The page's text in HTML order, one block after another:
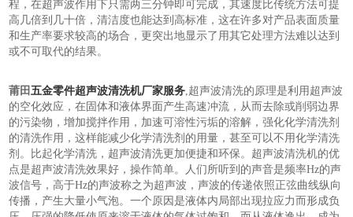
程，在超声波作用下只需两三分钟即可完成，其速度比传统方法可提
高几倍到几十倍，清洁度也能达到高标准，这在许多对产品表面质量
和生产率要求较高的场合，更突出地显示了用其它处理方法难以达到
或不可取代的结果。
莆田五金零件超声波清洗机厂家服务,超声波清洗的原理是利用超声波
的空化效应，在固体和液体界面产生高速冲流，从而去除或削弱边界
的污染物，增加搅拌作用，加速可溶性污垢的溶解，强化化学清洗剂
的清洗作用，这样能减少化学清洗剂的用量，甚至可以不用化学清洗
剂。比起化学清洗，超声波清洗更加便捷和环保。超声波清洗机的优
点是超声波清洗效果好，操作简单。人们所听到的声音是频率Hz的声
波信号，高于Hz的声波称之为超声波，声波的传递依照正弦曲线纵向
传播，产生大量小气泡。一个原因是液体内局部出现拉应力而形成负